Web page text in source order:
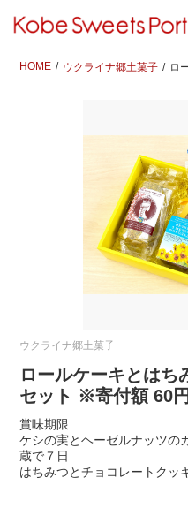
HOME ウクライナ郷土菓子 ロ
ウクライナ郷土菓子
ロールケーキとはち
セット ※寄付額 60
賞味期限
ケシの実とヘーゼルナッツの
蔵で７日
はちみつとチョコレートクッ